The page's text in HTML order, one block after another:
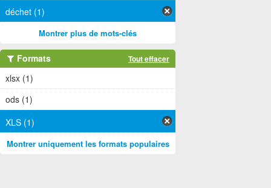
déchet (1)
Montrer plus de mots-clés
Formats Tout effacer
xlsx (1)
ods (1)
XLS (1)
Montrer uniquement les formats populaires